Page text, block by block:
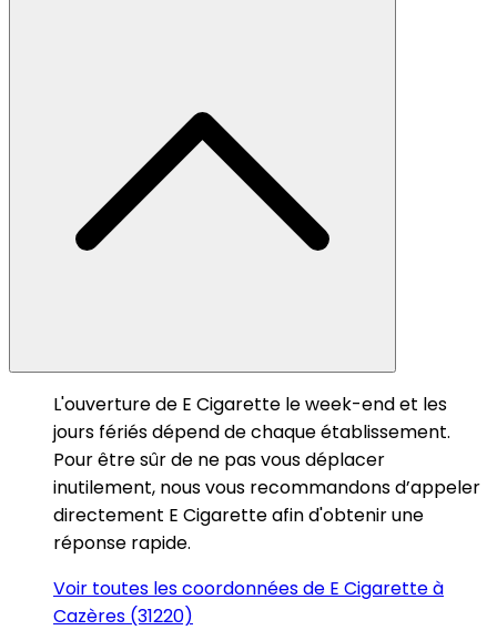
L'ouverture de E Cigarette le week-end et les
jours fériés dépend de chaque établissement.
Pour être sûr de ne pas vous déplacer
inutilement, nous vous recommandons d’appeler
directement E Cigarette afin d'obtenir une
réponse rapide.
Voir toutes les coordonnées de E Cigarette à
Cazères (31220)